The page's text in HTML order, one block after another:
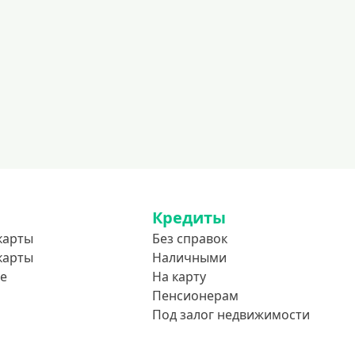
Visa Classic
UnionPay
Кредиты
Без справок
Наличными
На карту
Пенсионерам
Под залог недвижимости